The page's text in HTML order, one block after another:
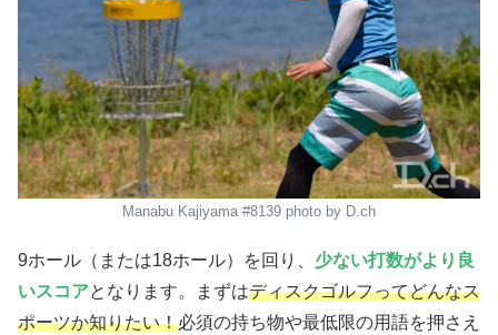
Manabu Kajiyama #8139 photo by D.ch
9ホール（または18ホール）を回り、 少ない打数がより良
いスコアとなります。まずはディスクゴルフってどんなス
ポーツか知りたい！必須の持ち物や最低限の用語を押さえ